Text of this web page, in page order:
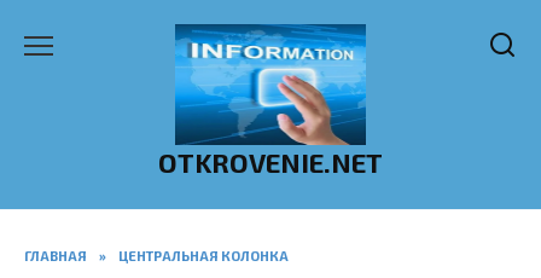
OTKROVENIE.NET
ГЛАВНАЯ » ЦЕНТРАЛЬНАЯ КОЛОНКА